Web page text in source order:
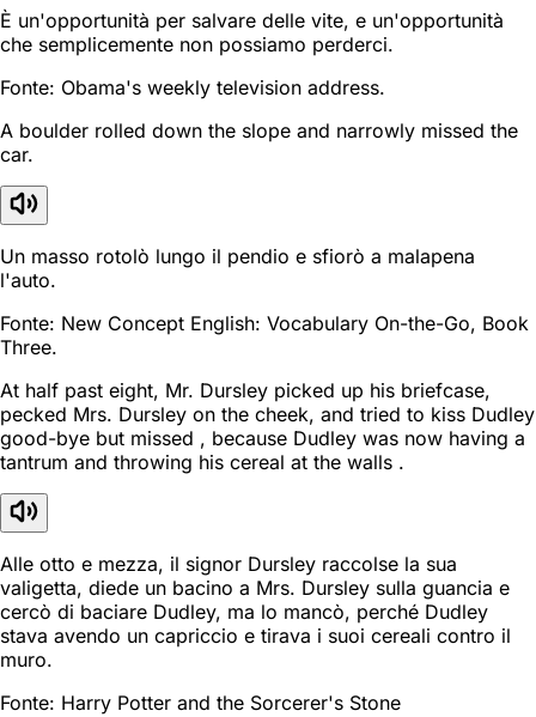
È un'opportunità per salvare delle vite, e un'opportunità
che semplicemente non possiamo perderci.
Fonte: Obama's weekly television address.
A boulder rolled down the slope and narrowly missed the
car.
Un masso rotolò lungo il pendio e sfiorò a malapena
l'auto.
Fonte: New Concept English: Vocabulary On-the-Go, Book
Three.
At half past eight, Mr. Dursley picked up his briefcase,
pecked Mrs. Dursley on the cheek, and tried to kiss Dudley
good-bye but missed , because Dudley was now having a
tantrum and throwing his cereal at the walls .
Alle otto e mezza, il signor Dursley raccolse la sua
valigetta, diede un bacino a Mrs. Dursley sulla guancia e
cercò di baciare Dudley, ma lo mancò, perché Dudley
stava avendo un capriccio e tirava i suoi cereali contro il
muro.
Fonte: Harry Potter and the Sorcerer's Stone